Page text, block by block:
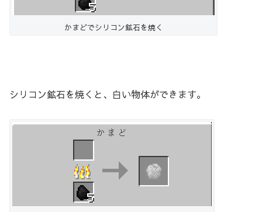
かまどでシリコン鉱石を焼く
シリコン鉱石を焼くと、白い物体ができます。